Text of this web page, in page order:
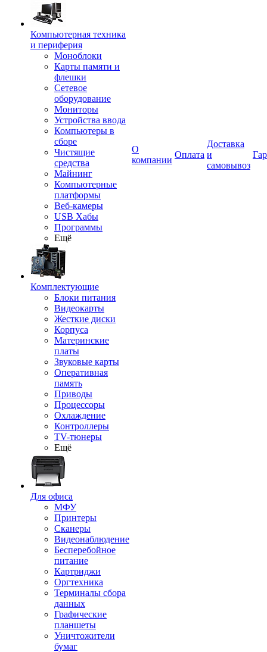
Компьютерная техника
и периферия
Моноблоки
Карты памяти и
флешки
Сетевое
оборудование
Мониторы
Устройства ввода
Компьютеры в
сборе
Чистящие
средства
Майнинг
Компьютерные
платформы
Веб-камеры
USB Хабы
Программы
Ещё
Комплектующие
Блоки питания
Видеокарты
Жесткие диски
Корпуса
Материнские
платы
Звуковые карты
Оперативная
память
Приводы
Процессоры
Охлаждение
Контроллеры
TV-тюнеры
Ещё
Для офиса
МФУ
Принтеры
Сканеры
Видеонаблюдение
Бесперебойное
питание
Картриджи
Оргтехника
Терминалы сбора
данных
Графические
планшеты
Уничтожители
бумаг
О
компании
Оплата
Доставка
и
самовывоз